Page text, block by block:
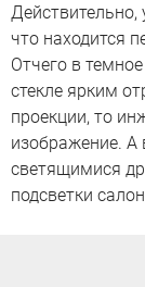
Действительно,
что находится
Отчего в
стекле ярким
проекции, то
изображение. А
светящимися
подсветки